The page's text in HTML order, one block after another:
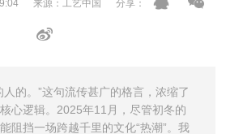
来源：工艺中国 分享：
的。”这句流传甚广的格言，浓缩了
心逻辑。2025年11月，尽管初冬的
阻挡一场跨越千里的文化“热潮”。我